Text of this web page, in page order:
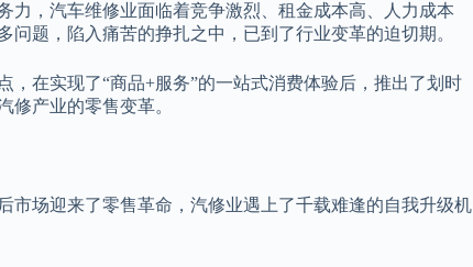
力，汽车维修业面临着竞争激烈、租金成本高、人力成本
题，陷入痛苦的挣扎之中，已到了行业变革的迫切期。
在实现了“商品+服务”的一站式消费体验后，推出了划时
修产业的零售变革。
市场迎来了零售革命，汽修业遇上了千载难逢的自我升级机